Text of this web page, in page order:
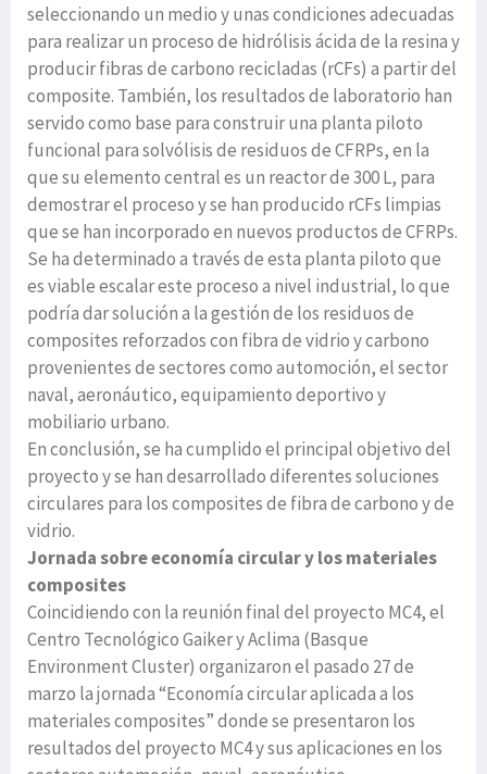
seleccionando un medio y unas condiciones adecuadas
para realizar un proceso de hidrólisis ácida de la resina y
producir fibras de carbono recicladas (rCFs) a partir del
composite. También, los resultados de laboratorio han
servido como base para construir una planta piloto
funcional para solvólisis de residuos de CFRPs, en la
que su elemento central es un reactor de 300 L, para
demostrar el proceso y se han producido rCFs limpias
que se han incorporado en nuevos productos de CFRPs.
Se ha determinado a través de esta planta piloto que
es viable escalar este proceso a nivel industrial, lo que
podría dar solución a la gestión de los residuos de
composites reforzados con fibra de vidrio y carbono
provenientes de sectores como automoción, el sector
naval, aeronáutico, equipamiento deportivo y
mobiliario urbano.
En conclusión, se ha cumplido el principal objetivo del
proyecto y se han desarrollado diferentes soluciones
circulares para los composites de fibra de carbono y de
vidrio.
Jornada sobre economía circular y los materiales
composites
Coincidiendo con la reunión final del proyecto MC4, el
Centro Tecnológico Gaiker y Aclima (Basque
Environment Cluster) organizaron el pasado 27 de
marzo la jornada “Economía circular aplicada a los
materiales composites” donde se presentaron los
resultados del proyecto MC4 y sus aplicaciones en los